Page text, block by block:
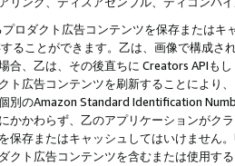
ロダクト広告コンテンツを保存または
ることができます。乙は、画像で構成
合、乙は、その後直ちに Creators APIも
ト広告コンテンツを刷新することにより
別のAmazon Standard Identification
かかわらず、乙のアプリケーションがク
保存またはキャッシュしてはいけません
クト広告コンテンツを含むまたは使用す